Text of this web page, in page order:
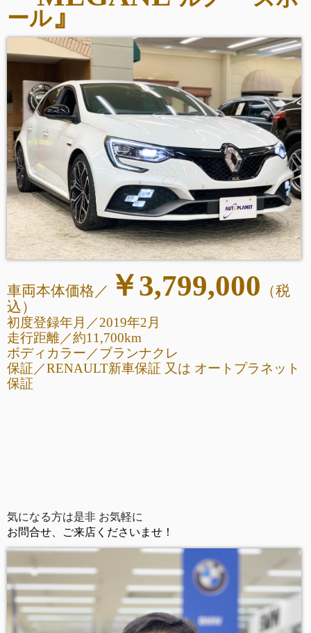
ール』
車両本体価格／ ￥3,799,000 （税
込）
初度登録年月／2019年2月
走行距離／約11,700km
ボディカラー／ブランナクレ
保証／RENAULT新車保証 又は オートプラネット
保証
気になる方は是非 お気軽に
お問合せ、ご来店くださいませ！